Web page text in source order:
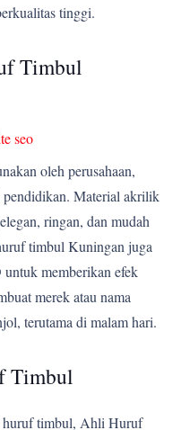
tinggi.
Timbul
oleh perusahaan,
pendidikan. Material akrilik
ringan, dan mudah
timbul Kuningan juga
memberikan efek
merek atau nama
terutama di malam hari.
Timbul
huruf timbul, Ahli Huruf